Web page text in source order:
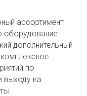
ассортимент
оборудование
дополнительный
по
выходу на